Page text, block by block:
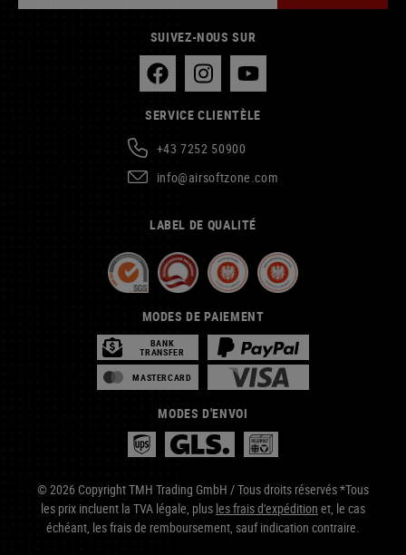
SUIVEZ-NOUS SUR
SERVICE CLIENTÈLE
+43 7252 50900
info@airsoftzone.com
LABEL DE QUALITÉ
MODES DE PAIEMENT
BANK
TRANSFER
MASTERCARD
MODES D'ENVOI
© 2026 Copyright TMH Trading GmbH / Tous droits réservés *Tous
les prix incluent la TVA légale, plus les frais d'expédition et, le cas
échéant, les frais de remboursement, sauf indication contraire.